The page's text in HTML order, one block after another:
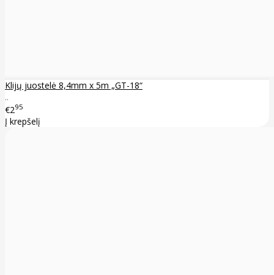
Klijų juostelė 8,4mm x 5m „GT-18“
..
€295
Į krepšelį